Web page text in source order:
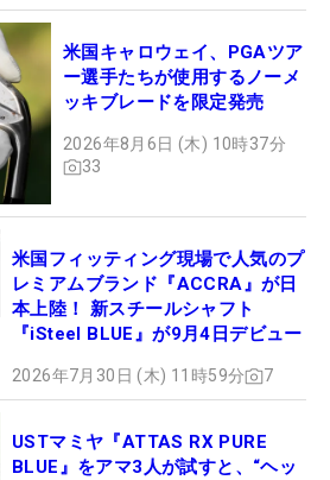
米国キャロウェイ、PGAツア
ー選手たちが使用するノーメ
ッキブレードを限定発売
2026年8月6日 (木) 10時37分
33
米国フィッティング現場で人気のプ
レミアムブランド『ACCRA』が日
本上陸！ 新スチールシャフト
『iSteel BLUE』が9月4日デビュー
2026年7月30日 (木) 11時59分 7
USTマミヤ『ATTAS RX PURE
BLUE』をアマ3人が試すと、“ヘッ